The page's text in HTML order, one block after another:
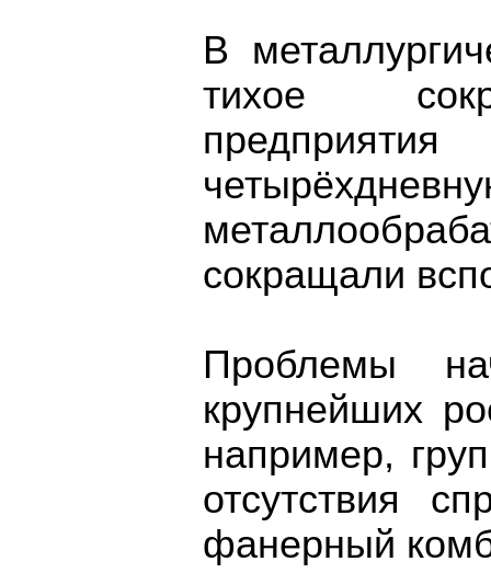
В
тихое
сокращали
Проблемы
крупнейших
например,
отсутствия
фанерный